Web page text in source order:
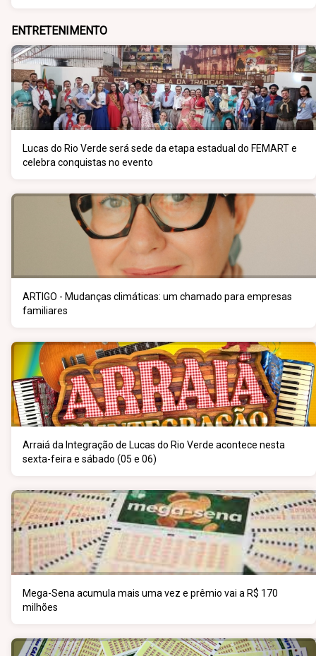
ENTRETENIMENTO
Lucas do Rio Verde será sede da etapa estadual do FEMART e
celebra conquistas no evento
ARTIGO - Mudanças climáticas: um chamado para empresas
familiares
Arraiá da Integração de Lucas do Rio Verde acontece nesta
sexta-feira e sábado (05 e 06)
Mega-Sena acumula mais uma vez e prêmio vai a R$ 170
milhões